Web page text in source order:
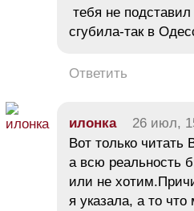
тебя не
сгубила-так в
Ответить
илонка 26 июл,
Вот только читать
а всю реальность
или не
я указала, а то